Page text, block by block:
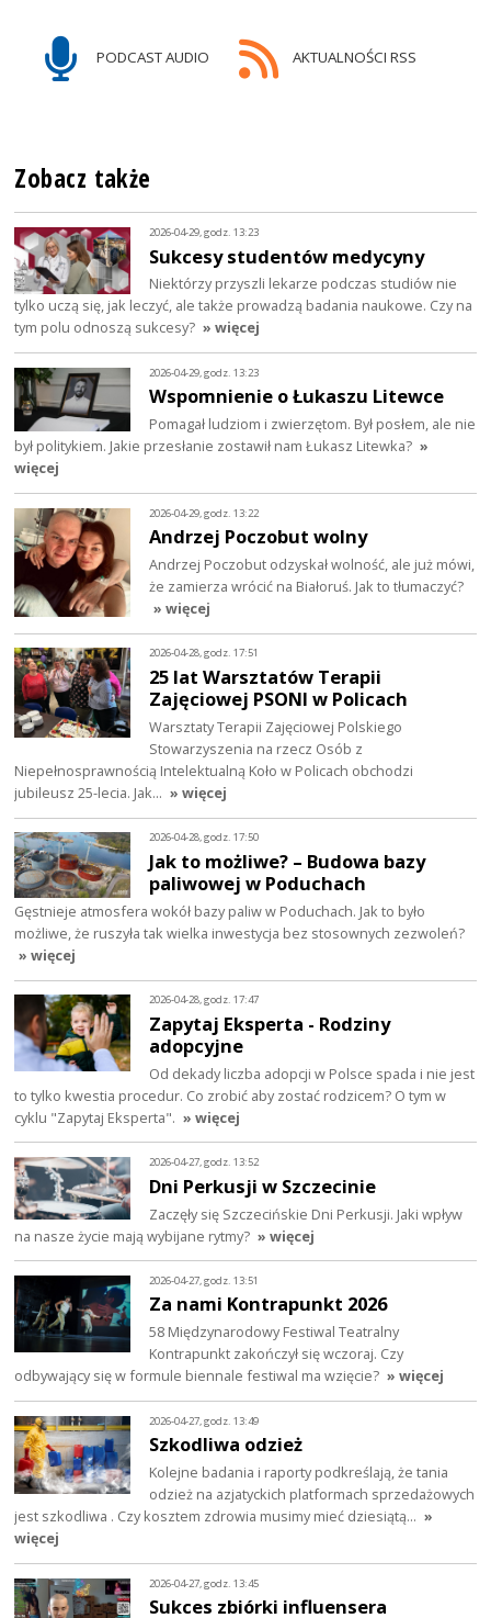
PODCAST AUDIO AKTUALNOŚCI RSS
Zobacz także
2026-04-29, godz. 13:23
Sukcesy studentów medycyny
Niektórzy przyszli lekarze podczas studiów nie
tylko uczą się, jak leczyć, ale także prowadzą badania naukowe. Czy na
tym polu odnoszą sukcesy? » więcej
2026-04-29, godz. 13:23
Wspomnienie o Łukaszu Litewce
Pomagał ludziom i zwierzętom. Był posłem, ale nie
był politykiem. Jakie przesłanie zostawił nam Łukasz Litewka? »
więcej
2026-04-29, godz. 13:22
Andrzej Poczobut wolny
Andrzej Poczobut odzyskał wolność, ale już mówi,
że zamierza wrócić na Białoruś. Jak to tłumaczyć?
» więcej
2026-04-28, godz. 17:51
25 lat Warsztatów Terapii
Zajęciowej PSONI w Policach
Warsztaty Terapii Zajęciowej Polskiego
Stowarzyszenia na rzecz Osób z
Niepełnosprawnością Intelektualną Koło w Policach obchodzi
jubileusz 25-lecia. Jak… » więcej
2026-04-28, godz. 17:50
Jak to możliwe? – Budowa bazy
paliwowej w Poduchach
Gęstnieje atmosfera wokół bazy paliw w Poduchach. Jak to było
możliwe, że ruszyła tak wielka inwestycja bez stosownych zezwoleń?
» więcej
2026-04-28, godz. 17:47
Zapytaj Eksperta - Rodziny
adopcyjne
Od dekady liczba adopcji w Polsce spada i nie jest
to tylko kwestia procedur. Co zrobić aby zostać rodzicem? O tym w
cyklu "Zapytaj Eksperta". » więcej
2026-04-27, godz. 13:52
Dni Perkusji w Szczecinie
Zaczęły się Szczecińskie Dni Perkusji. Jaki wpływ
na nasze życie mają wybijane rytmy? » więcej
2026-04-27, godz. 13:51
Za nami Kontrapunkt 2026
58 Międzynarodowy Festiwal Teatralny
Kontrapunkt zakończył się wczoraj. Czy
odbywający się w formule biennale festiwal ma wzięcie? » więcej
2026-04-27, godz. 13:49
Szkodliwa odzież
Kolejne badania i raporty podkreślają, że tania
odzież na azjatyckich platformach sprzedażowych
jest szkodliwa . Czy kosztem zdrowia musimy mieć dziesiątą… »
więcej
2026-04-27, godz. 13:45
Sukces zbiórki influensera